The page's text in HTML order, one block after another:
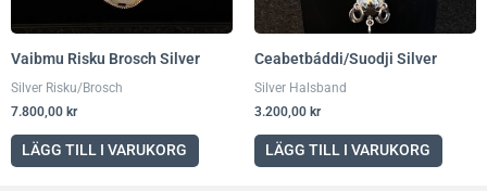
Vaibmu Risku Brosch Silver
Silver Risku/Brosch
7.800,00 kr
LÄGG TILL I VARUKORG
Ceabetbáddi/Suodji Silver
Silver Halsband
3.200,00 kr
LÄGG TILL I VARUKORG